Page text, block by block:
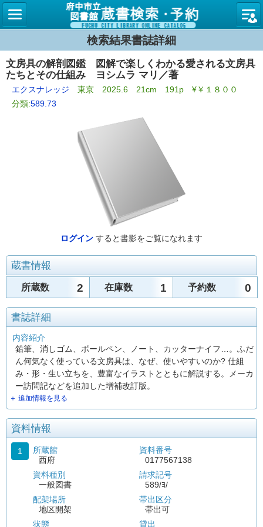
図書館
検索結果書誌詳細
文房具の解剖図鑑 図解で楽しくわかる愛される文房具
たちとその仕組み ヨシムラ マリ／著
エクスナレッジ 東京 2025.6 21cm 191p ¥￥１８００
分類:589.73
ログイン すると書影をご覧になれます
蔵書情報
所蔵数 2 在庫数 1 予約数 0
書誌詳細
内容紹介
鉛筆、消しゴム、ボールペン、ノート、カッターナイフ…。ふだ
ん何気なく使っている文房具は、なぜ、使いやすいのか? 仕組
み・形・生い立ちを、豊富なイラストとともに解説する。メーカ
ー訪問記などを追加した増補改訂版。
＋ 追加情報を見る
資料情報
1
所蔵館
西府
資料種別
一般図書
配架場所
地区開架
状態
資料番号
0177567138
請求記号
589/ﾖ/
帯出区分
帯出可
貸出